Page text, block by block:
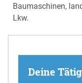
Baumaschinen,
Lkw.
Deine